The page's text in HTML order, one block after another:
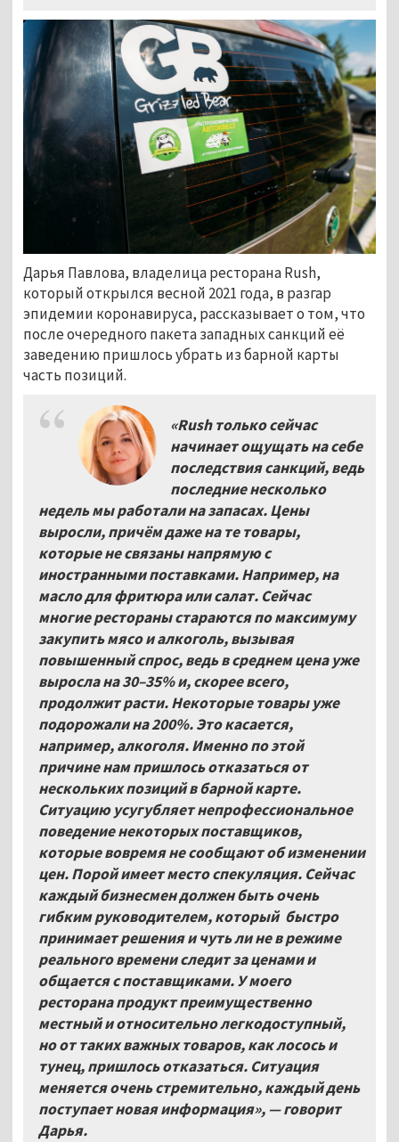
Дарья Павлова, владелица ресторана Rush,
который открылся весной 2021 года, в разгар
эпидемии коронавируса, рассказывает о том, что
после очередного пакета западных санкций её
заведению пришлось убрать из барной карты
часть позиций.
«Rush только сейчас
начинает ощущать на себе
последствия санкций, ведь
последние несколько
недель мы работали на запасах. Цены
выросли, причём даже на те товары,
которые не связаны напрямую с
иностранными поставками. Например, на
масло для фритюра или салат. Сейчас
многие рестораны стараются по максимуму
закупить мясо и алкоголь, вызывая
повышенный спрос, ведь в среднем цена уже
выросла на 30–35% и, скорее всего,
продолжит расти. Некоторые товары уже
подорожали на 200%. Это касается,
например, алкоголя. Именно по этой
причине нам пришлось отказаться от
нескольких позиций в барной карте.
Ситуацию усугубляет непрофессиональное
поведение некоторых поставщиков,
которые вовремя не сообщают об изменении
цен. Порой имеет место спекуляция. Сейчас
каждый бизнесмен должен быть очень
гибким руководителем, который быстро
принимает решения и чуть ли не в режиме
реального времени следит за ценами и
общается с поставщиками. У моего
ресторана продукт преимущественно
местный и относительно легкодоступный,
но от таких важных товаров, как лосось и
тунец, пришлось отказаться. Ситуация
меняется очень стремительно, каждый день
поступает новая информация», — говорит
Дарья.